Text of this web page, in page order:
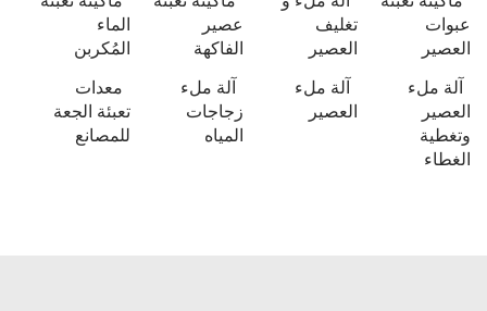
عبوات
العصير
تغليف
العصير
عصير
الفاكهة
الماء
المُكربن
آلة ملء
العصير
وتغطية
الغطاء
آلة ملء
العصير
آلة ملء
زجاجات
المياه
معدات
تعبئة الجعة
للمصانع